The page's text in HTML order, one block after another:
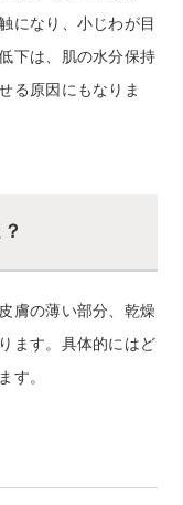
になり、小じわが目
下は、肌の水分保持
る原因にもなりま
膚の薄い部分、乾燥
ます。具体的にはど
す。